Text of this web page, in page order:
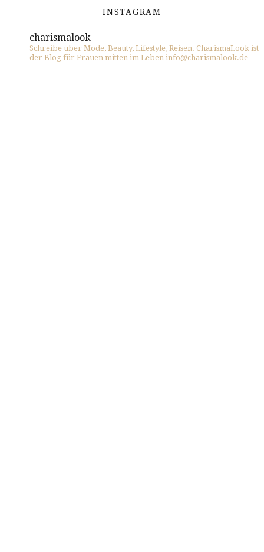
INSTAGRAM
charismalook
Schreibe über Mode, Beauty, Lifestyle, Reisen. CharismaLook ist
der Blog für Frauen mitten im Leben info@charismalook.de